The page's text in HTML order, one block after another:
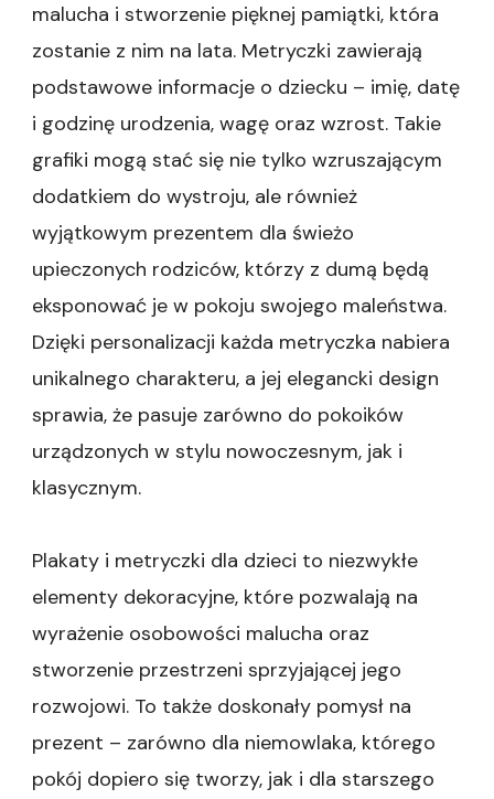
malucha i stworzenie pięknej pamiątki, która
zostanie z nim na lata. Metryczki zawierają
podstawowe informacje o dziecku – imię, datę
i godzinę urodzenia, wagę oraz wzrost. Takie
grafiki mogą stać się nie tylko wzruszającym
dodatkiem do wystroju, ale również
wyjątkowym prezentem dla świeżo
upieczonych rodziców, którzy z dumą będą
eksponować je w pokoju swojego maleństwa.
Dzięki personalizacji każda metryczka nabiera
unikalnego charakteru, a jej elegancki design
sprawia, że pasuje zarówno do pokoików
urządzonych w stylu nowoczesnym, jak i
klasycznym.
Plakaty i metryczki dla dzieci to niezwykłe
elementy dekoracyjne, które pozwalają na
wyrażenie osobowości malucha oraz
stworzenie przestrzeni sprzyjającej jego
rozwojowi. To także doskonały pomysł na
prezent – zarówno dla niemowlaka, którego
pokój dopiero się tworzy, jak i dla starszego